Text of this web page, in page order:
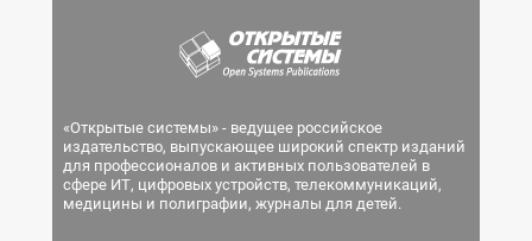
«Открытые системы» - ведущее российское
издательство, выпускающее широкий спектр изданий
для профессионалов и активных пользователей в
сфере ИТ, цифровых устройств, телекоммуникаций,
медицины и полиграфии, журналы для детей.